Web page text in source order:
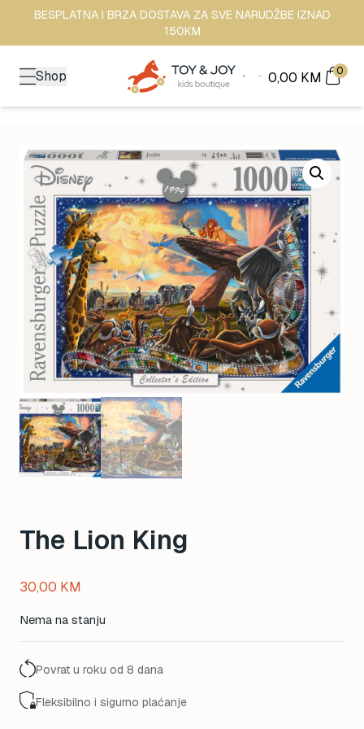
BESPLATNA I BRZA DOSTAVA ZA SVE NARUDŽBE IZNAD
150KM
Shop 0,00 KM 0
The Lion King
30,00 KM
Nema na stanju
Povrat u roku od 8 dana
Fleksibilno i sigurno plaćanje